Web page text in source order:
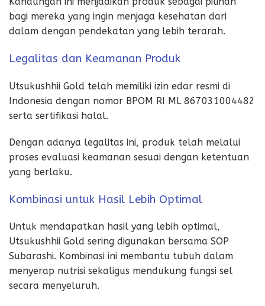
bagi mereka yang ingin menjaga kesehatan dari
dalam dengan pendekatan yang lebih terarah.
Legalitas dan Keamanan Produk
Utsukushhii Gold telah memiliki izin edar resmi di
Indonesia dengan nomor BPOM RI ML 867031004482
serta sertifikasi halal.
Dengan adanya legalitas ini, produk telah melalui
proses evaluasi keamanan sesuai dengan ketentuan
yang berlaku.
Kombinasi untuk Hasil Lebih Optimal
Untuk mendapatkan hasil yang lebih optimal,
Utsukushhii Gold sering digunakan bersama SOP
Subarashi. Kombinasi ini membantu tubuh dalam
menyerap nutrisi sekaligus mendukung fungsi sel
secara menyeluruh.